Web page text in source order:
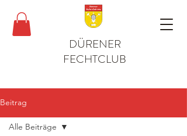
DÜRENER
FECHTCLUB
Beitrag
Alle Beiträge